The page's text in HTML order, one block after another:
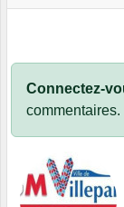
Connectez-
commentaires.